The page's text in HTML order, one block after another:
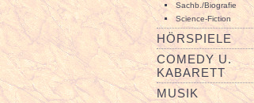
Sachb./Biografie
Science-Fiction
HÖRSPIELE
COMEDY U.
KABARETT
MUSIK